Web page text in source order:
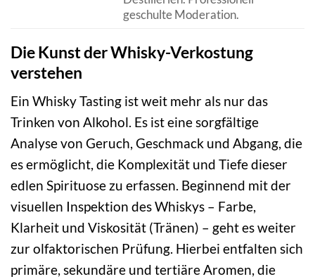
geschulte Moderation.
Die Kunst der Whisky-Verkostung
verstehen
Ein Whisky Tasting ist weit mehr als nur das
Trinken von Alkohol. Es ist eine sorgfältige
Analyse von Geruch, Geschmack und Abgang, die
es ermöglicht, die Komplexität und Tiefe dieser
edlen Spirituose zu erfassen. Beginnend mit der
visuellen Inspektion des Whiskys – Farbe,
Klarheit und Viskosität (Tränen) – geht es weiter
zur olfaktorischen Prüfung. Hierbei entfalten sich
primäre, sekundäre und tertiäre Aromen, die